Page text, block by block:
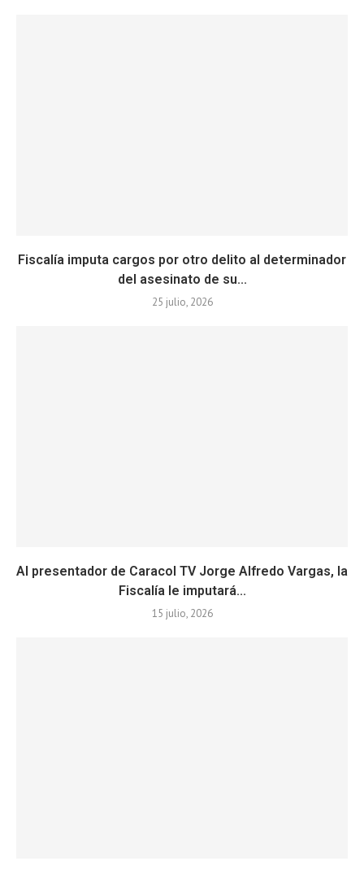
Fiscalía imputa cargos por otro delito al determinador
del asesinato de su...
25 julio, 2026
Al presentador de Caracol TV Jorge Alfredo Vargas, la
Fiscalía le imputará...
15 julio, 2026